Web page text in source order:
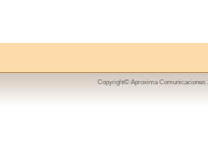
Copyright© Aproxima Comunicaciones